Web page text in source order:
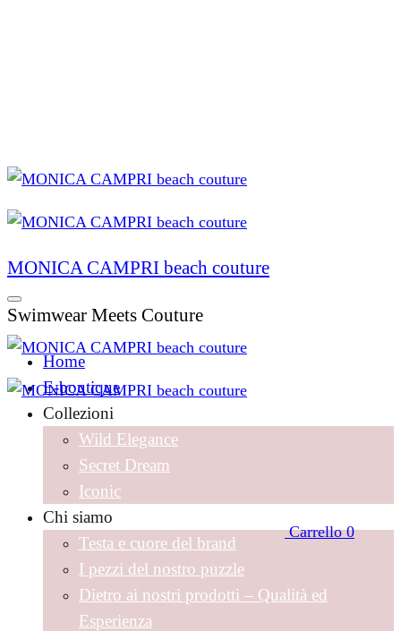
MONICA CAMPRI beach couture
Swimwear Meets Couture
Home
E-boutique
Collezioni
Wild Elegance
Secret Dream
Iconic
Chi siamo
Testa e cuore del brand
I pezzi del nostro puzzle
Dietro ai nostri prodotti – Qualità ed
Esperienza
Carrello 0